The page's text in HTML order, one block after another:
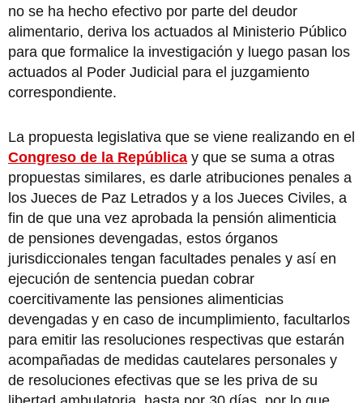
no se ha hecho efectivo por parte del deudor
alimentario, deriva los actuados al Ministerio Público
para que formalice la investigación y luego pasan los
actuados al Poder Judicial para el juzgamiento
correspondiente.
La propuesta legislativa que se viene realizando en el
Congreso de la República y que se suma a otras
propuestas similares, es darle atribuciones penales a
los Jueces de Paz Letrados y a los Jueces Civiles, a
fin de que una vez aprobada la pensión alimenticia
de pensiones devengadas, estos órganos
jurisdiccionales tengan facultades penales y así en
ejecución de sentencia puedan cobrar
coercitivamente las pensiones alimenticias
devengadas y en caso de incumplimiento, facultarlos
para emitir las resoluciones respectivas que estarán
acompañadas de medidas cautelares personales y
de resoluciones efectivas que se les priva de su